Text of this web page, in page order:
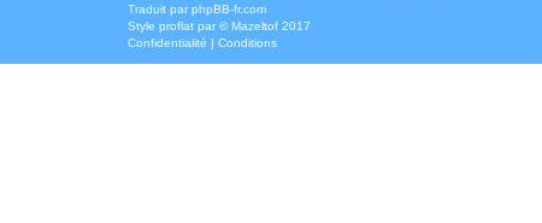
Traduit par phpBB-fr.com
Style proflat par ©Mazeltof 2017
Confidentialité | Conditions